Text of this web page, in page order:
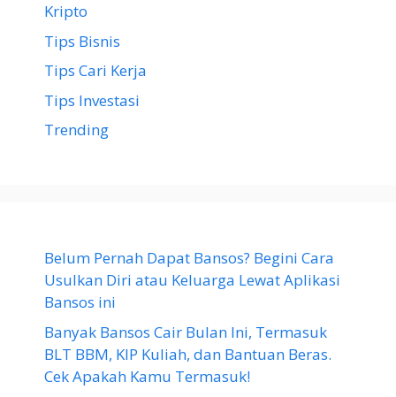
Kripto
Tips Bisnis
Tips Cari Kerja
Tips Investasi
Trending
Belum Pernah Dapat Bansos? Begini Cara
Usulkan Diri atau Keluarga Lewat Aplikasi
Bansos ini
Banyak Bansos Cair Bulan Ini, Termasuk
BLT BBM, KIP Kuliah, dan Bantuan Beras.
Cek Apakah Kamu Termasuk!